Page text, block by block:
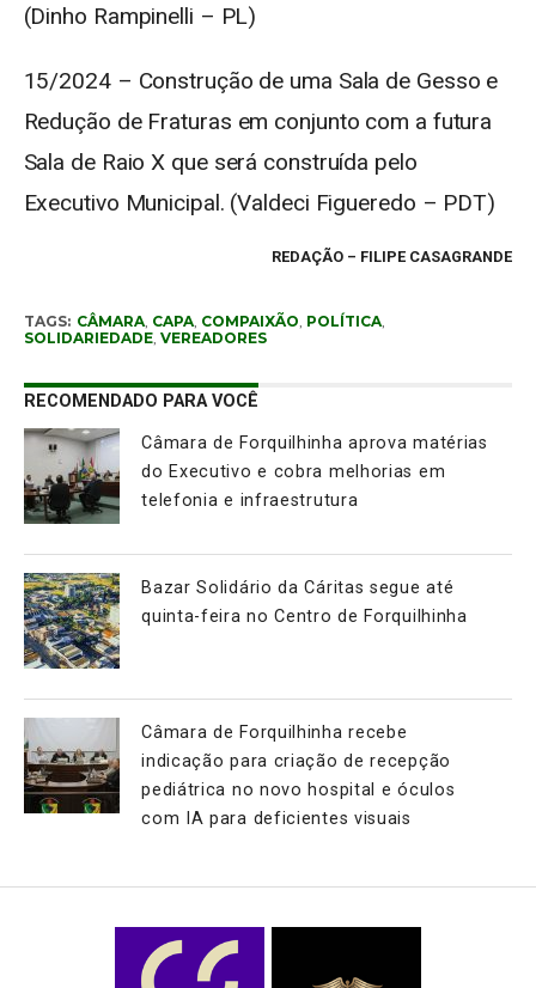
(Dinho Rampinelli – PL)
15/2024 – Construção de uma Sala de Gesso e
Redução de Fraturas em conjunto com a futura
Sala de Raio X que será construída pelo
Executivo Municipal. (Valdeci Figueredo – PDT)
REDAÇÃO – FILIPE CASAGRANDE
TAGS: CÂMARA, CAPA, COMPAIXÃO POLÍTICA,
SOLIDARIEDADE, VEREADORES
RECOMENDADO PARA VOCÊ
Câmara de Forquilhinha aprova matérias
do Executivo e cobra melhorias em
telefonia e infraestrutura
Bazar Solidário da Cáritas segue até
quinta-feira no Centro de Forquilhinha
Câmara de Forquilhinha recebe
indicação para criação de recepção
pediátrica no novo hospital e óculos
com IA para deficientes visuais